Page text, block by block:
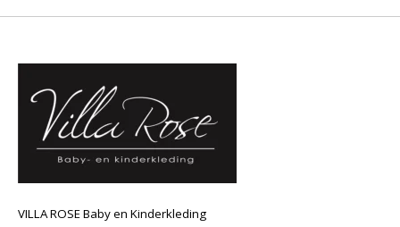
VILLA ROSE Baby en Kinderkleding